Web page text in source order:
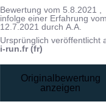
Bewertung vom 5.8.2021 ,
infolge einer Erfahrung
12.7.2021 durchA.A.
Ursprünglich veröffentlicht
i-run.fr (fr)
Originalbewertung
anzeigen